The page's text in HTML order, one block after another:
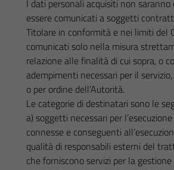
I dati personali acquisiti non
essere comunicati a soggetti
Titolare in conformità e nei limiti del
comunicati solo nella misura
relazione alle finalità di cui sopra, o
adempimenti necessari per il
o per ordine dell’Autorità.
Le categorie di destinatari sono le
a) soggetti necessari per
connesse e conseguenti
qualità di responsabili esterni del
che forniscono servizi per la